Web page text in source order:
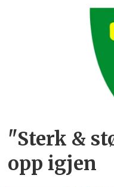
"Sterk &
opp igjen